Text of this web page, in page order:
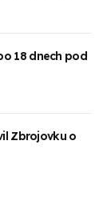
18 dnech pod
Zbrojovku o